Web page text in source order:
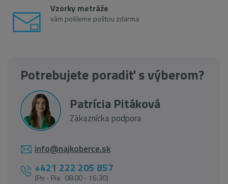
Vzorky metráže
vám pošleme poštou zdarma
Potrebujete poradiť s výberom?
Patrícia Pitáková
Zákaznícka podpora
info@najkoberce.sk
+421 222 205 857
(Po - Pia 08:00 - 16:30)